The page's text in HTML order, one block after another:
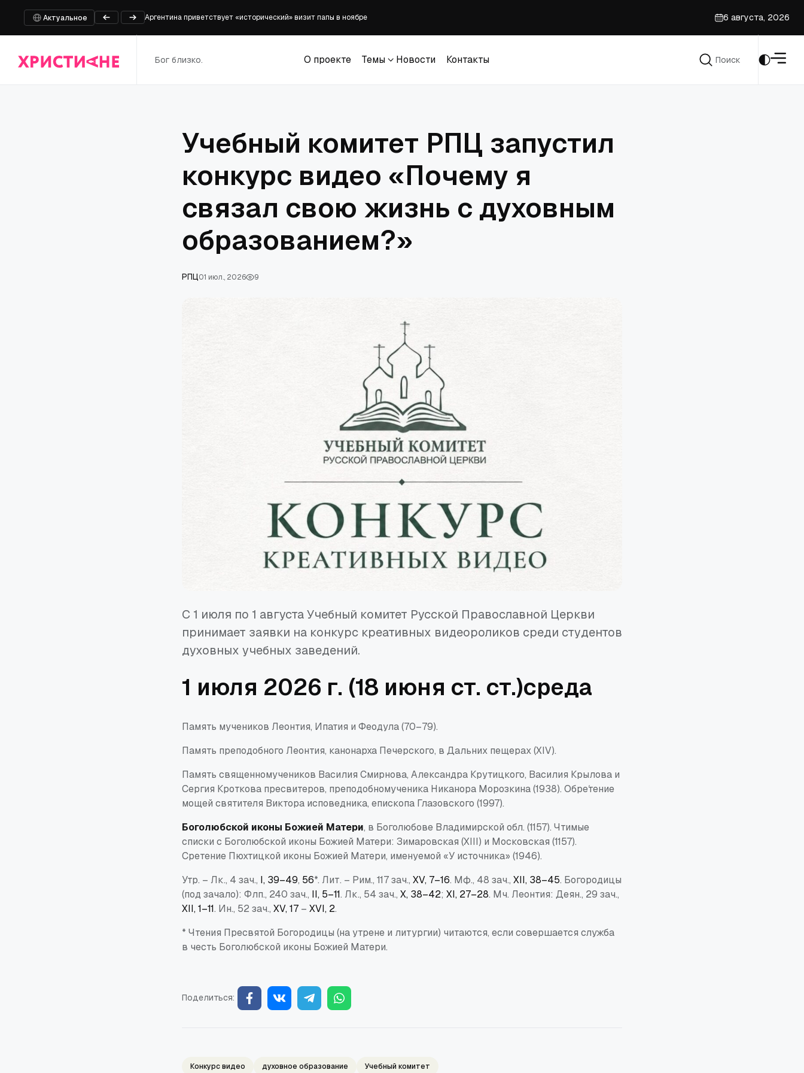
Актуальное
Аргентина приветствует «исторический» визит папы в ноябре
Анне Хармс: Правительству не хватает уважения к правовому государству
В Марий Эл у мужчины изъяли мопед с надписью «Спаси и сохрани от гаишников»
6 августа, 2026
Бог близко.
О проекте
Темы
Новости
Контакты
Поиск
Учебный комитет РПЦ запустил
конкурс видео «Почему я
связал свою жизнь с духовным
образованием?»
РПЦ01 июл., 2026 9
С 1 июля по 1 августа Учебный комитет Русской Православной Церкви
принимает заявки на конкурс креативных видеороликов среди студентов
духовных учебных заведений.
1 июля 2026 г. (18 июня ст. ст.)среда
Память мучеников Леонтия, Ипатия и Феодула (70–79).
Память преподобного Леонтия, канонарха Печерского, в Дальних пещерах (XIV).
Память священномучеников Василия Смирнова, Александра Крутицкого, Василия Крылова и
Сергия Кроткова пресвитеров, преподобномученика Никанора Морозкина(1938). Обре́тение
мощей святителя Виктора исповедника, епископа Глазовского (1997).
Боголюбской иконы Божией Матери, в Боголюбове Владимирской обл. (1157). Чтимые
списки с Боголюбской иконы Божией Матери: Зимаровская (XIII) и Московская (1157).
Сретение Пюхтицкой иконы Божией Матери, именуемой «У источника» (1946).
Утр. – Лк., 4 зач., I, 39–49, 56*. Лит. – Рим., 117 зач., XV, 7–16. Мф., 48 зач., XII, 38–45. Богородицы
(под зачало): Флп., 240 зач., II, 5–11. Лк., 54 зач., X, 38–42; XI, 27–28. Мч. Леонтия: Деян., 29 зач.,
XII, 1–11. Ин., 52 зач., XV, 17 – XVI, 2.
* Чтения Пресвятой Богородицы (на утрене и литургии) читаются, если совершается служба
в честь Боголюбской иконы Божией Матери.
Поделиться:
Конкурс видео духовное образование Учебный комитет